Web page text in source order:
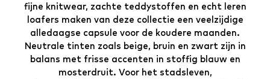
fijne knitwear, zachte teddystoffen en echt leren
loafers maken van deze collectie een veelzijdige
alledaagse capsule voor de koudere maanden.
Neutrale tinten zoals beige, bruin en zwart zijn in
balans met frisse accenten in stoffig blauw en
mosterdruit. Voor het stadsleven,